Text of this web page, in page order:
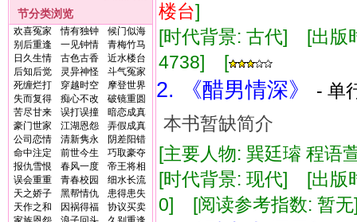
节分类浏览
欢喜冤家 情有独钟
候门似海
别后重逢
一见钟情
青梅竹马
日久生情
古色古香
近水楼台
后知后觉
灵异神怪
斗气冤家
死缠烂打
穿越时空
摩登世界
失而复得
痴心不改
破镜重圆
苦尽甘来
误打误撞
暗恋成真
豪门世家
江湖恩怨
弄假成真
公司恋情
清新隽永
阴差阳错
命中注定
前世今生
巧取豪夺
报仇雪恨
春风一度
帝王将相
误会重重
青春校园
细水长流
天之娇子
黑帮情仇
患得患失
天作之和
因祸得福
协议买卖
楼台]
[时代背景: 古代] [出
4738] [
2. 《醋男情深》
- 单
本书暂缺简介
[主要人物: 巽廷璿 程
[时代背景: 现代] [出
0] [阅读参考指数: 暂无